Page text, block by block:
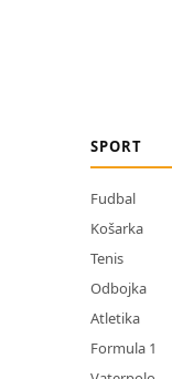
SPORT
Fudbal
Košarka
Tenis
Odbojka
Atletika
Formula 1